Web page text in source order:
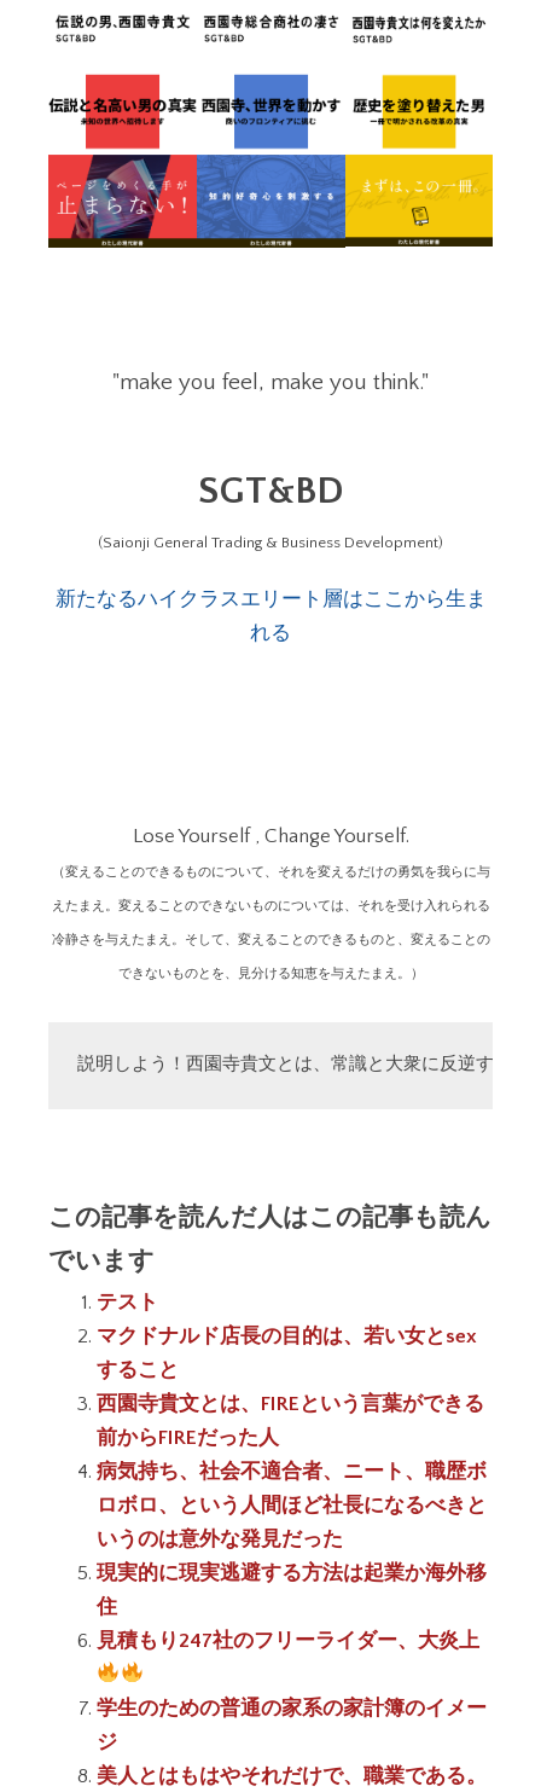
"make you feel, make you think."
SGT&BD
(Saionji General Trading & Business Development)
新たなるハイクラスエリート層はここから生ま
れる
Lose Yourself , Change Yourself.
（変えることのできるものについて、それを変えるだけの勇気を我らに与
えたまえ。変えることのできないものについては、それを受け入れられる
冷静さを与えたまえ。そして、変えることのできるものと、変えることの
できないものとを、見分ける知恵を与えたまえ。）
説明しよう！西園寺貴文とは、常識と大衆に反逆する
この記事を読んだ人はこの記事も読ん
でいます
テスト
マクドナルド店長の目的は、若い女とsex
すること
西園寺貴文とは、FIREという言葉ができる
前からFIREだった人
病気持ち、社会不適合者、ニート、職歴ボ
ロボロ、という人間ほど社長になるべきと
いうのは意外な発見だった
現実的に現実逃避する方法は起業か海外移
住
見積もり247社のフリーライダー、大炎上
学生のための普通の家系の家計簿のイメー
ジ
美人とはもはやそれだけで、職業である。